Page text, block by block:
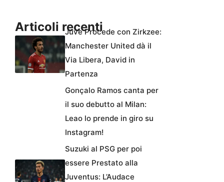
Articoli recentiJuve Procede con Zirkzee:
Manchester United dà il
Via Libera, David in
Partenza
Gonçalo Ramos canta per
il suo debutto al Milan:
Leao lo prende in giro su
Instagram!
Suzuki al PSG per poi
essere Prestato alla
Juventus: L’Audace